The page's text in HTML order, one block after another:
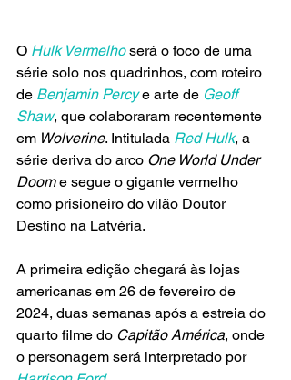
O Hulk Vermelho será o foco de uma
série solo nos quadrinhos, com roteiro
de Benjamin Percy e arte de Geoff
Shaw, que colaboraram recentemente
em Wolverine. Intitulada Red Hulk, a
série deriva do arco One World Under
Doom e segue o gigante vermelho
como prisioneiro do vilão Doutor
Destino na Latvéria.
A primeira edição chegará às lojas
americanas em 26 de fevereiro de
2024, duas semanas após a estreia do
quarto filme do Capitão América, onde
o personagem será interpretado por